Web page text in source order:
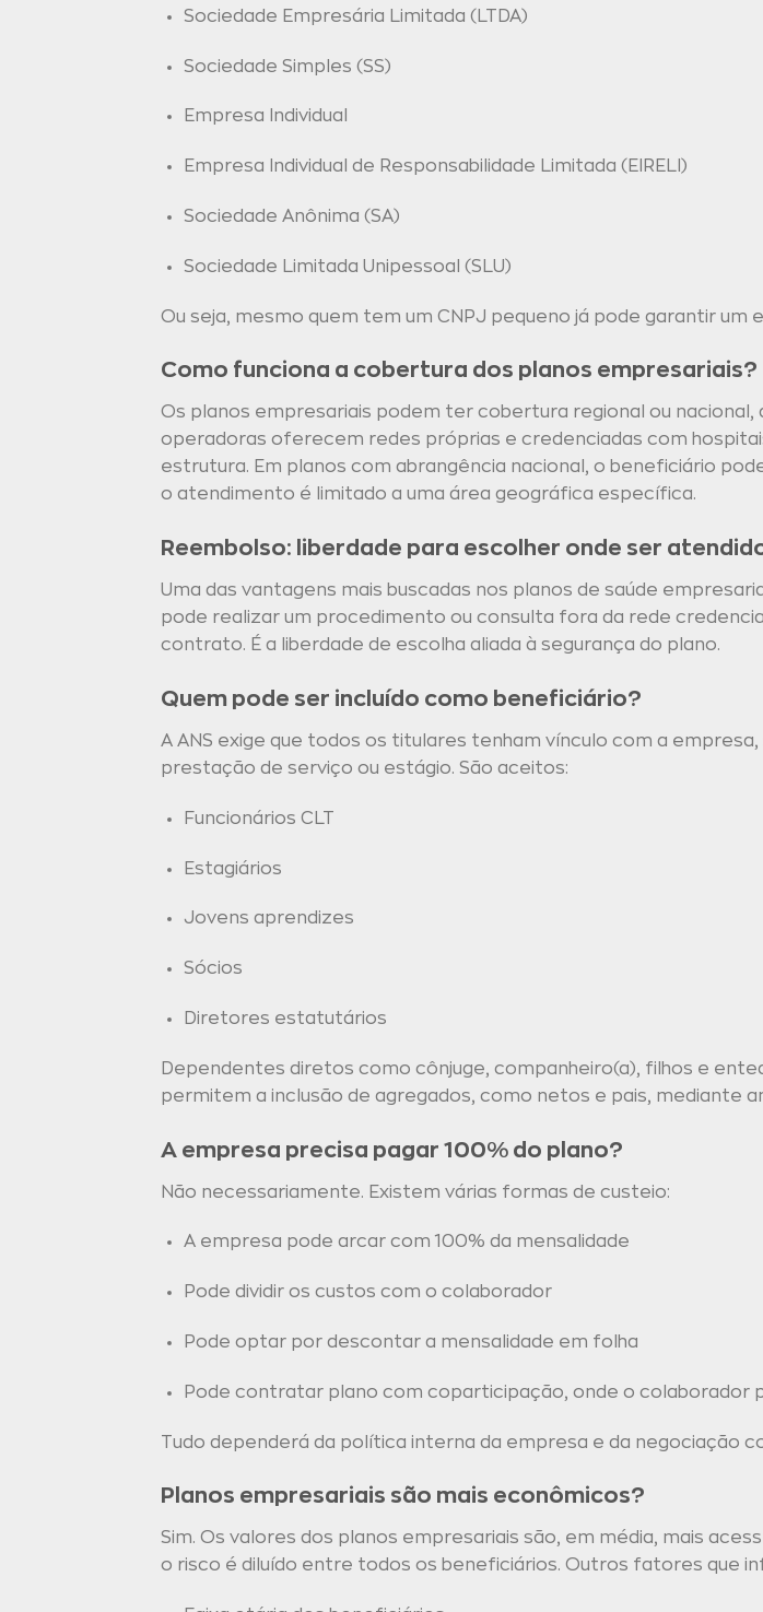
Sociedade Empresária Limitada (LTDA)
Sociedade Simples (SS)
Empresa Individual
Empresa Individual de Responsabilidade Limitada (EIRELI)
Sociedade Anônima (SA)
Sociedade Limitada Unipessoal (SLU)
Ou seja, mesmo quem tem um CNPJ pequeno já pode garantir
Como funciona a cobertura dos planos empresariais?
Os planos empresariais podem ter cobertura regional ou
operadoras oferecem redes próprias e credenciadas com
estrutura. Em planos com abrangência nacional, o beneficiário
o atendimento é limitado a uma área geográfica específica.
Reembolso: liberdade para escolher onde ser
Uma das vantagens mais buscadas nos planos de saúde
pode realizar um procedimento ou consulta fora da rede
contrato. É a liberdade de escolha aliada à segurança do plano.
Quem pode ser incluído como beneficiário?
A ANS exige que todos os titulares tenham vínculo com a
prestação de serviço ou estágio. São aceitos:
Funcionários CLT
Estagiários
Jovens aprendizes
Sócios
Diretores estatutários
Dependentes diretos como cônjuge, companheiro(a), filhos e
permitem a inclusão de agregados, como netos e pais, mediante
A empresa precisa pagar 100% do plano?
Não necessariamente. Existem várias formas de custeio:
A empresa pode arcar com 100% da mensalidade
Pode dividir os custos com o colaborador
Pode optar por descontar a mensalidade em folha
Pode contratar plano com coparticipação, onde o colaborador
Tudo dependerá da política interna da empresa e da negociação
Planos empresariais são mais econômicos?
Sim. Os valores dos planos empresariais são, em média, mais
o risco é diluído entre todos os beneficiários. Outros fatores que